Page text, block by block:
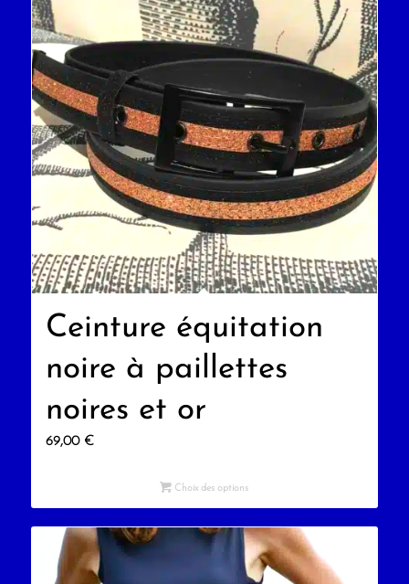
Ceinture équitation
noire à paillettes
noires et or
69,00 €
Choix des options